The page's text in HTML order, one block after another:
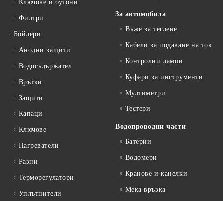
Ключове и бутони
Филтри
Бойлери
Анодни защити
Водосъдържател
Врътки
Защити
Капаци
Ключове
Нагреватели
Разни
Терморегулатори
Уплътнители
За автомобила
Въже за теглене
Кабели за подаване на ток
Контролни лампи
Куфари за инструменти
Мултиметри
Тестери
Водопроводни части
Батерии
Водомери
Кранове и канелки
Мека връзка